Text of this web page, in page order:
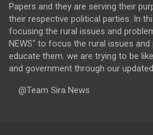
Papers and they are serving their
their respective political parties. In
focusing the rural issues and
NEWS" to focus the rural issues
educate them. we are trying to be
and government through our
@Team Sira News